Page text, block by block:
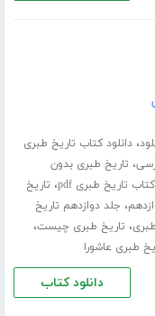
،دانلود کتاب تاریخ طبری
، تاریخ طبری بدون
کتاب تاریخ طبری pdf ، تاریخ
، جلد دوازدهم تاریخ
، تاریخ طبری چیست،
طبری عاشورا
دانلود کتاب